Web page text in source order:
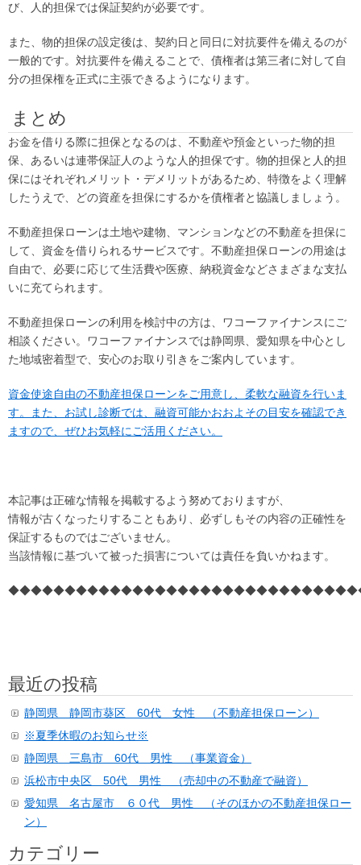
び、人的担保では保証契約が必要です。
また、物的担保の設定後は、契約日と同日に対抗要件を備えるのが
一般的です。対抗要件を備えることで、債権者は第三者に対して自
分の担保権を正式に主張できるようになります。
まとめ
お金を借りる際に担保となるのは、不動産や預金といった物的担
保、あるいは連帯保証人のような人的担保です。物的担保と人的担
保にはそれぞれメリット・デメリットがあるため、特徴をよく理解
したうえで、どの資産を担保にするかを債権者と協議しましょう。
不動産担保ローンは土地や建物、マンションなどの不動産を担保に
して、資金を借りられるサービスです。不動産担保ローンの用途は
自由で、必要に応じて生活費や医療、納税資金などさまざまな支払
いに充てられます。
不動産担保ローンの利用を検討中の方は、ワコーファイナンスにご
相談ください。ワコーファイナンスでは静岡県、愛知県を中心とし
た地域密着型で、安心のお取り引きをご案内しています。
資金使途自由の不動産担保ローンをご用意し、柔軟な融資を行いま
す。また、お試し診断では、融資可能かおおよその目安を確認でき
ますので、ぜひお気軽にご活用ください。
本記事は正確な情報を掲載するよう努めておりますが、
情報が古くなったりすることもあり、必ずしもその内容の正確性を
保証するものではございません。
当該情報に基づいて被った損害については責任を負いかねます。
最近の投稿
静岡県 静岡市葵区 60代 女性 （不動産担保ローン）
※夏季休暇のお知らせ※
静岡県 三島市 60代 男性 （事業資金）
浜松市中央区 50代 男性 （売却中の不動産で融資）
愛知県 名古屋市 ６０代 男性 （そのほかの不動産担保ロー
ン）
カテゴリー